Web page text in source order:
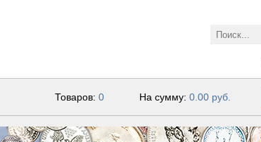
Товаров: 0 На сумму: 0.00 руб.